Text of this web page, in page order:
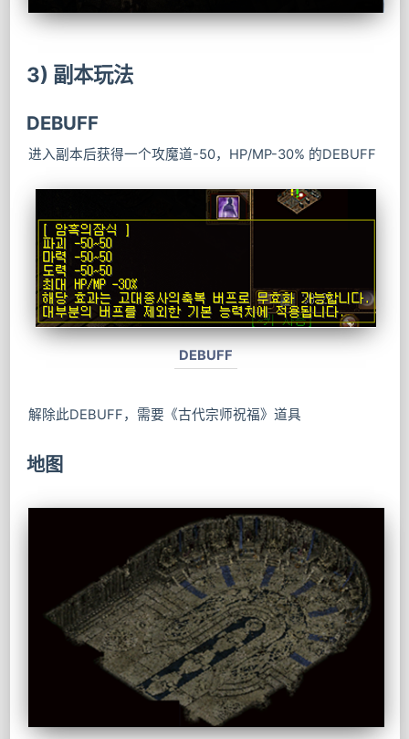
3) 副本玩法
DEBUFF
进入副本后获得一个攻魔道-50，HP/MP-30% 的DEBUFF
DEBUFF
解除此DEBUFF，需要《古代宗师祝福》道具
地图